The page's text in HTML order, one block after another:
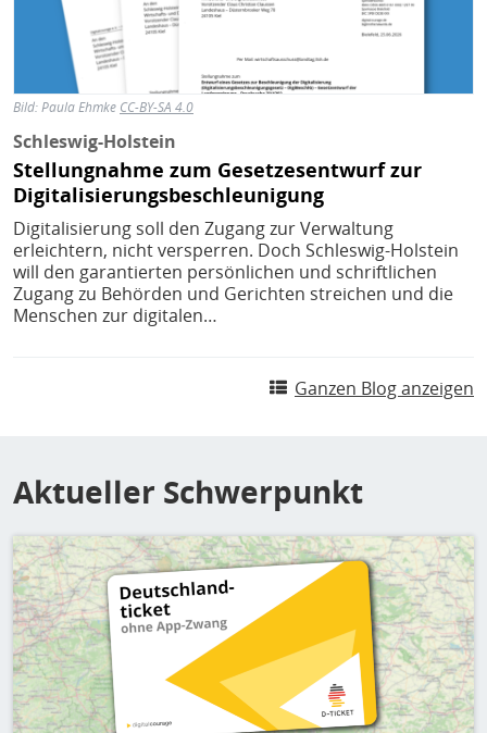
Bild:Paula Ehmke CC-BY-SA 4.0
Schleswig-Holstein
Stellungnahme zum Gesetzesentwurf zur
Digitalisierungsbeschleunigung
Digitalisierung soll den Zugang zur Verwaltung
erleichtern, nicht versperren. Doch Schleswig-Holstein
will den garantierten persönlichen und schriftlichen
Zugang zu Behörden und Gerichten streichen und die
Menschen zur digitalen…
Ganzen Blog anzeigen
Aktueller Schwerpunkt
Bild